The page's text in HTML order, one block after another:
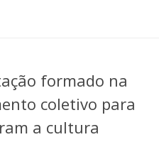
formado na
coletivo para
a cultura